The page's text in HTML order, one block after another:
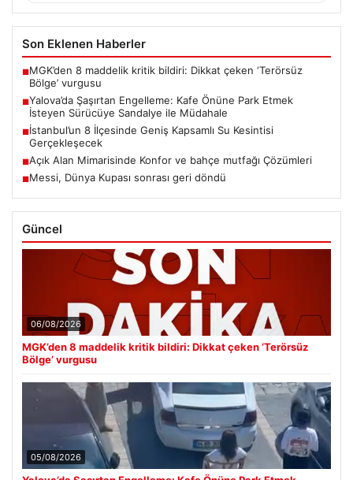
Son Eklenen Haberler
■MGK’den 8 maddelik kritik bildiri: Dikkat çeken ‘Terörsüz
Bölge’ vurgusu
■Yalova’da Şaşırtan Engelleme: Kafe Önüne Park Etmek
İsteyen Sürücüye Sandalye ile Müdahale
■İstanbul’un 8 İlçesinde Geniş Kapsamlı Su Kesintisi
Gerçekleşecek
■Açık Alan Mimarisinde Konfor ve bahçe mutfağı Çözümleri
■Messi, Dünya Kupası sonrası geri döndü
Güncel
06/08/2026
MGK’den 8 maddelik kritik bildiri: Dikkat çeken ‘Terörsüz
Bölge’ vurgusu
05/08/2026